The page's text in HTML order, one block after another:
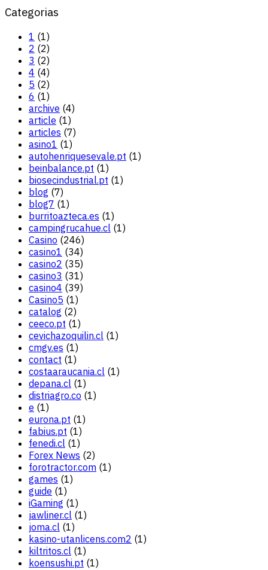
Categorias
1 (1)
2 (2)
3 (2)
4 (4)
5 (2)
6 (1)
archive (4)
article (1)
articles (7)
asino1 (1)
autohenriquesevale.pt (1)
beinbalance.pt (1)
biosecindustrial.pt (1)
blog (7)
blog7 (1)
burritoazteca.es (1)
campingrucahue.cl (1)
Casino (246)
casino1 (34)
casino2 (35)
casino3 (31)
casino4 (39)
Casino5 (1)
catalog (2)
ceeco.pt (1)
cevichazoquilin.cl (1)
cmgv.es (1)
contact (1)
costaaraucania.cl (1)
depana.cl (1)
distriagro.co (1)
e (1)
eurona.pt (1)
fabius.pt (1)
fenedi.cl (1)
Forex News (2)
forotractor.com (1)
games (1)
guide (1)
iGaming (1)
jawliner.cl (1)
joma.cl (1)
kasino-utanlicens.com2 (1)
kiltritos.cl (1)
koensushi.pt (1)